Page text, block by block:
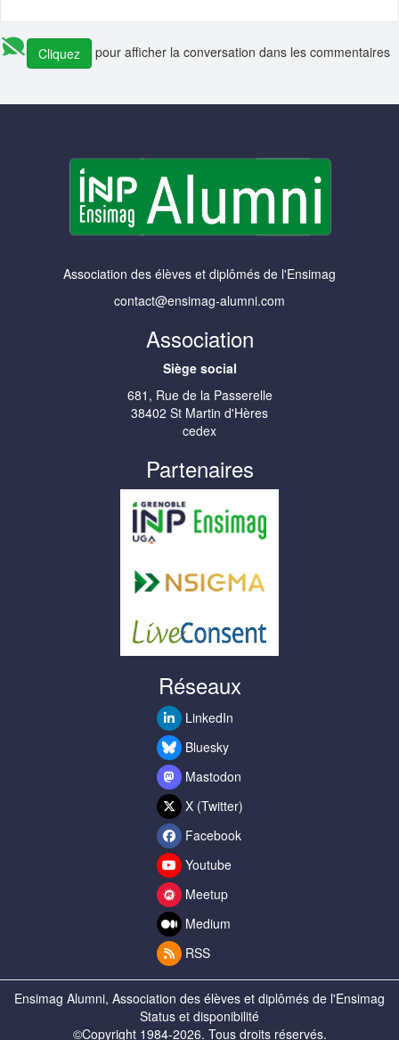
Cliquez pour afficher la conversation dans les commentaires
Association des élèves et diplômés de l'Ensimag
contact@ensimag-alumni.com
Association
Siège social
681, Rue de la Passerelle
38402 St Martin d'Hères
cedex
Partenaires
Réseaux
LinkedIn
Bluesky
Mastodon
X (Twitter)
Facebook
Youtube
Meetup
Medium
RSS
Ensimag Alumni, Association des élèves et diplômés de l'Ensimag
Status et disponibilité
©Copyright 1984-2026. Tous droits réservés.